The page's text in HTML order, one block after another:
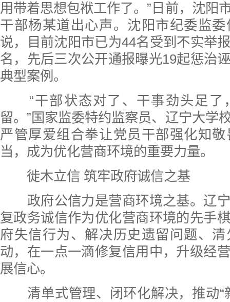
用带着思想包袱工作了。”日前，沈阳
干部杨某道出心声。沈阳市纪委监
说，目前沈阳市已为44名受到不实举
名，先后三次公开通报曝光19起惩治
典型案例。
“干部状态对了、干事劲头足了
留。”国家监委特约监察员、辽宁大学
严管厚爱组合拳让党员干部强化知
当，成为优化营商环境的重要力量。
徙木立信 筑牢政府诚信之基
政府公信力是营商环境之基。辽宁
复政务诚信作为优化营商环境的先手
府失信行为、解决历史遗留问题、
动，在一点一滴修复信用中，升级经
展信心。
清单式管理、闭环化解决，推动“